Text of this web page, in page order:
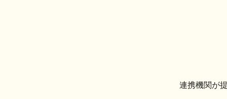
連携機関が